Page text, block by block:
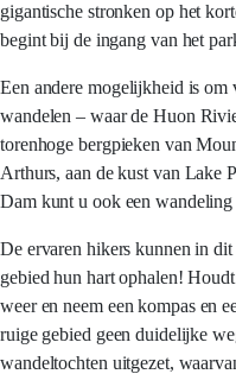
gigantische stronken op het
begint bij de ingang van het
Een andere mogelijkheid is om
wandelen – waar de Huon
torenhoge bergpieken van
Arthurs, aan de kust van Lake
Dam kunt u ook een
De ervaren hikers kunnen in
gebied hun hart ophalen!
weer en neem een kompas en
ruige gebied geen duidelijke
wandeltochten uitgezet,